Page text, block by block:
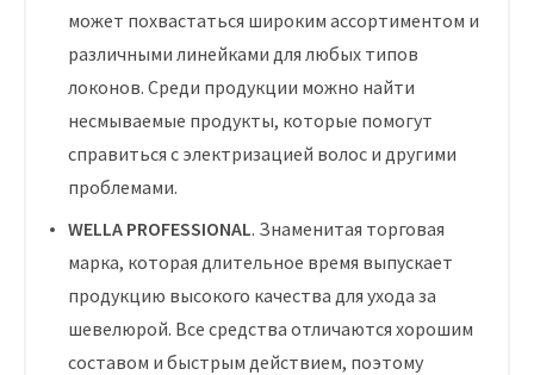
может похвастаться широким ассортиментом и
различными линейками для любых типов
локонов. Среди продукции можно найти
несмываемые продукты, которые помогут
справиться с электризацией волос и другими
проблемами.
WELLA PROFESSIONAL. Знаменитая торговая
марка, которая длительное время выпускает
продукцию высокого качества для ухода за
шевелюрой. Все средства отличаются хорошим
составом и быстрым действием, поэтому